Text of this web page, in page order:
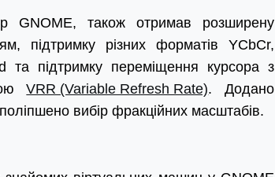
GNOME, також отримав розширену
підтримку різних форматів YCbCr,
та підтримку переміщення курсора з
VRR (Variable Refresh Rate). Додано
вибір фракційних масштабів.